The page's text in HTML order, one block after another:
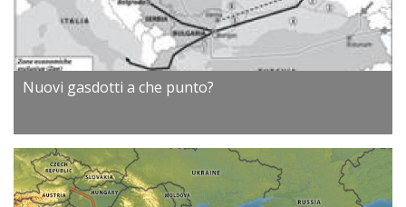
Nuovi gasdotti a che punto?